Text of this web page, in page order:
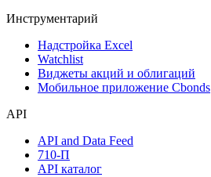
Инструментарий
Надстройка Excel
Watchlist
Виджеты акций и облигаций
Мобильное приложение Cbonds
API
API and Data Feed
710-П
API каталог